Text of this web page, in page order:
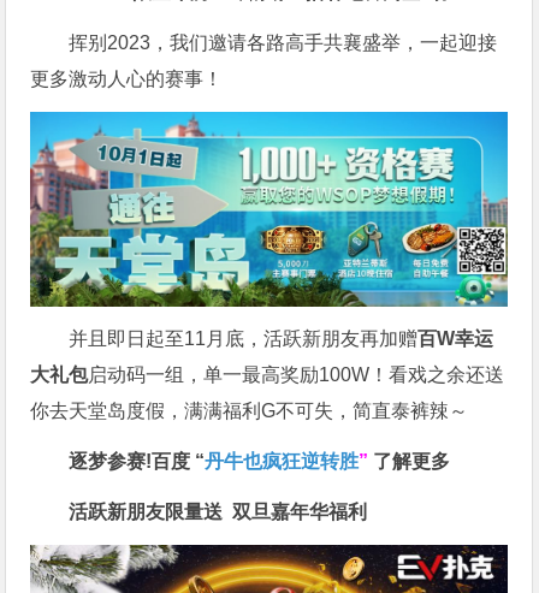
挥别2023，我们邀请各路高手共襄盛举，一起迎接
更多激动人心的赛事！
并且即日起至11月底，活跃新朋友再加赠百W幸运
大礼包启动码一组，单一最高奖励100W！看戏之余还送
你去天堂岛度假，满满福利G不可失，简直泰裤辣～
逐梦参赛!百度 “丹牛也疯狂逆转胜” 了解更多
活跃新朋友限量送双旦嘉年华福利